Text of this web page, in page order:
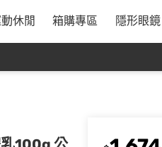
休閒 箱購專區 隱形眼鏡